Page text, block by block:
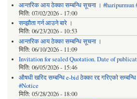
आन्तरिक आय ठेक्का सम्बन्धि सूचना । #haripurmun
मिति: 07/02/2026 - 17:00
सम्झौता गर्न आउने बारे ।
मिति: 06/23/2026 - 10:53
आन्तरिक आय ठेक्का सम्बन्धि सूचना ।
मिति: 06/10/2026 - 11:09
Invitation for sealed Quotation. Date of
मिति: 06/05/2026 - 15:46
औषधी खरिद सम्बन्धि e-bid ठेक्का रद्द गरिएको
#Notice
मिति: 05/28/2026 - 18:00